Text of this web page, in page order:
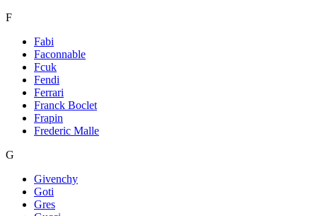
F
Fabi
Faconnable
Fcuk
Fendi
Ferrari
Franck Boclet
Frapin
Frederic Malle
G
Givenchy
Goti
Gres